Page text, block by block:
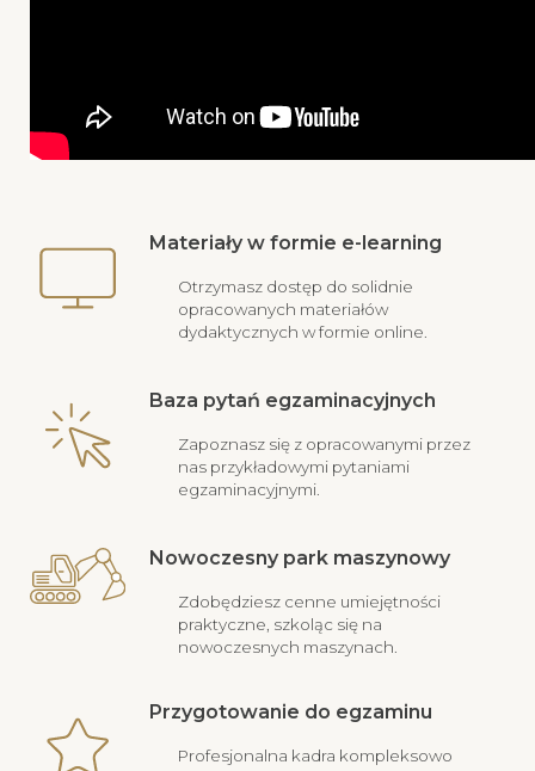
Materiały w formie e-learning
Otrzymasz dostęp do solidnie
opracowanych materiałów
dydaktycznych w formie online.
Baza pytań egzaminacyjnych
Zapoznasz się z opracowanymi przez
nas przykładowymi pytaniami
egzaminacyjnymi.
Nowoczesny park maszynowy
Zdobędziesz cenne umiejętności
praktyczne, szkoląc się na
nowoczesnych maszynach.
Przygotowanie do egzaminu
Profesjonalna kadra kompleksowo